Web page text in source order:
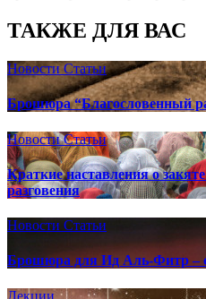
ТАКЖЕ ДЛЯ ВАС
НовостиСтатьи
Брошюра “Благословенный
НовостиСтатьи
Краткие наставления о
разговения
Новости Статьи
Брошюра для Ид Аль-Фитр –
Лекции